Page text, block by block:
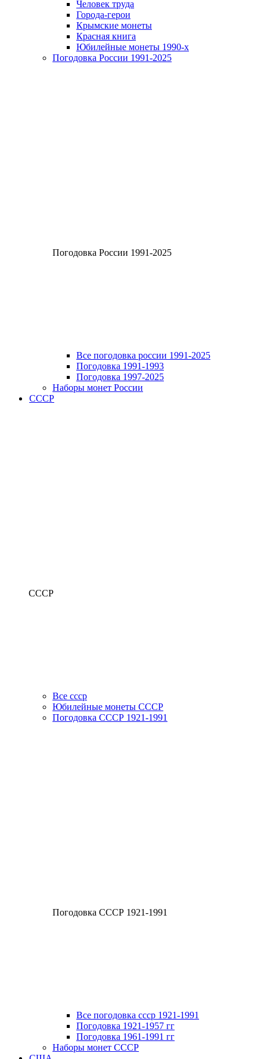
Человек труда
Города-герои
Крымские монеты
Красная книга
Юбилейные монеты 1990-х
Погодовка России 1991-2025
Погодовка России 1991-2025
Все погодовка россии 1991-2025
Погодовка 1991-1993
Погодовка 1997-2025
Наборы монет России
СССР
СССР
Все ссср
Юбилейные монеты СССР
Погодовка СССР 1921-1991
Погодовка СССР 1921-1991
Все погодовка ссср 1921-1991
Погодовка 1921-1957 гг
Погодовка 1961-1991 гг
Наборы монет СССР